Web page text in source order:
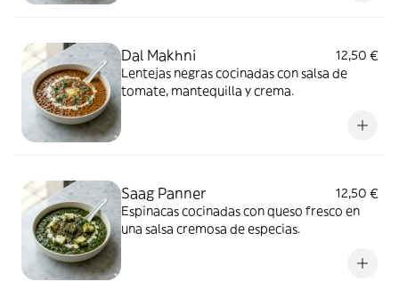
Dal Makhni
12,50 €
Lentejas negras cocinadas con salsa de
tomate, mantequilla y crema.
Saag Panner
12,50 €
Espinacas cocinadas con queso fresco en
una salsa cremosa de especias.